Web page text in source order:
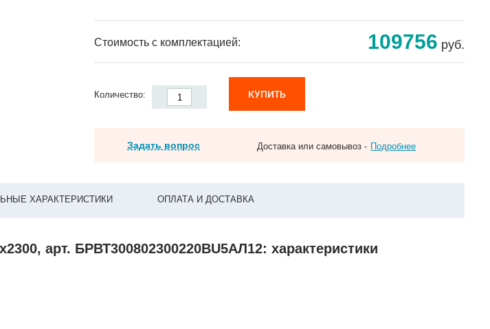
Стоимость с комплектацией: 109756 руб.
Количество: КУПИТЬ
Задать вопрос Доставка или самовывоз - Подробнее
ХАРАКТЕРИСТИКИ ОПЛАТА И ДОСТАВКА
арт. БРВТ300802300220ВU5АЛ12: характеристики